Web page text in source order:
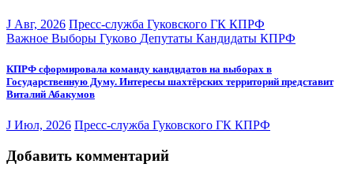
J Авг, 2026 Пресс-служба Гуковского ГК КПРФ
Важное Выборы Гуково Депутаты Кандидаты КПРФ
КПРФ сформировала команду кандидатов на выборах в
Государственную Думу. Интересы шахтёрских территорий представит
Виталий Абакумов
J Июл, 2026 Пресс-служба Гуковского ГК КПРФ
Добавить комментарий